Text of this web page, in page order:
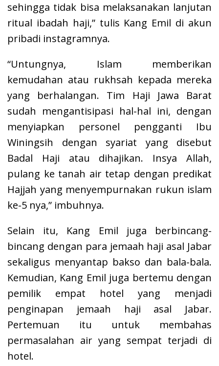
sehingga tidak bisa melaksanakan lanjutan
ritual ibadah haji,” tulis Kang Emil di akun
pribadi instagramnya.
“Untungnya, Islam memberikan
kemudahan atau rukhsah kepada mereka
yang berhalangan. Tim Haji Jawa Barat
sudah mengantisipasi hal-hal ini, dengan
menyiapkan personel pengganti Ibu
Winingsih dengan syariat yang disebut
Badal Haji atau dihajikan. Insya Allah,
pulang ke tanah air tetap dengan predikat
Hajjah yang menyempurnakan rukun islam
ke-5 nya,” imbuhnya.
Selain itu, Kang Emil juga berbincang-
bincang dengan para jemaah haji asal Jabar
sekaligus menyantap bakso dan bala-bala.
Kemudian, Kang Emil juga bertemu dengan
pemilik empat hotel yang menjadi
penginapan jemaah haji asal Jabar.
Pertemuan itu untuk membahas
permasalahan air yang sempat terjadi di
hotel.